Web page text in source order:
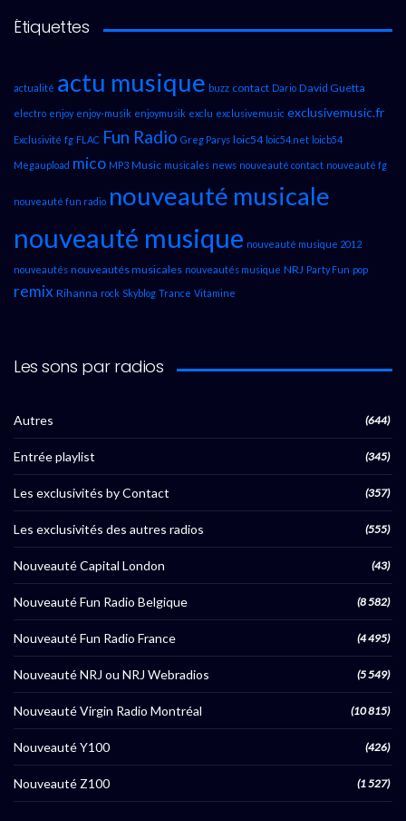
Étiquettes
actualité actu musique buzz contact Dario David Guetta
electro enjoy enjoy-musik enjoymusik exclu exclusivemusic exclusivemusic.fr
Exclusivité fg FLAC Fun Radio Greg Parys loic54 loic54.net loicb54
Megaupload mico MP3 Music musicales news nouveauté contact nouveauté fg
nouveauté fun radio nouveauté musicale
nouveauté musique nouveauté musique 2012
nouveautés nouveautés musicales nouveautés musique NRJ Party Fun pop
remix Rihanna rock Skyblog Trance Vitamine
Les sons par radios
Autres (644)
Entrée playlist (345)
Les exclusivités by Contact (357)
Les exclusivités des autres radios (555)
Nouveauté Capital London (43)
Nouveauté Fun Radio Belgique (8 582)
Nouveauté Fun Radio France (4 495)
Nouveauté NRJ ou NRJ Webradios (5 549)
Nouveauté Virgin Radio Montréal (10 815)
Nouveauté Y100 (426)
Nouveauté Z100 (1 527)